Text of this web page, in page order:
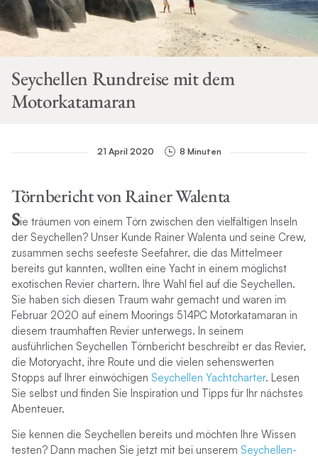
Seychellen Rundreise mit dem
Motorkatamaran
21 April 2020 8 Minuten
Törnbericht von Rainer Walenta
Sie träumen von einem Törn zwischen den vielfältigen Inseln
der Seychellen? Unser Kunde Rainer Walenta und seine Crew,
zusammen sechs seefeste Seefahrer, die das Mittelmeer
bereits gut kannten, wollten eine Yacht in einem möglichst
exotischen Revier chartern. Ihre Wahl fiel auf die Seychellen.
Sie haben sich diesen Traum wahr gemacht und waren im
Februar 2020 auf einem Moorings 514PC Motorkatamaran in
diesem traumhaften Revier unterwegs. In seinem
ausführlichen Seychellen Törnbericht beschreibt er das Revier,
die Motoryacht, ihre Route und die vielen sehenswerten
Stopps auf Ihrer einwöchigen Seychellen Yachtcharter. Lesen
Sie selbst und finden Sie Inspiration und Tipps für Ihr nächstes
Abenteuer.
Sie kennen die Seychellen bereits und möchten Ihre Wissen
testen? Dann machen Sie jetzt mit bei unserem Seychellen-